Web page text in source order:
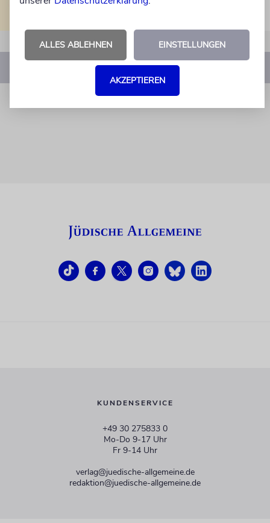
4 5 6
KUNDENSERVICE
+49 30 275833 0
Mo-Do 9-17 Uhr
Fr 9-14 Uhr
verlag@juedische-allgemeine.de
redaktion@juedische-allgemeine.de
ALLES ABLEHNEN EINSTELLUNGEN
AKZEPTIEREN